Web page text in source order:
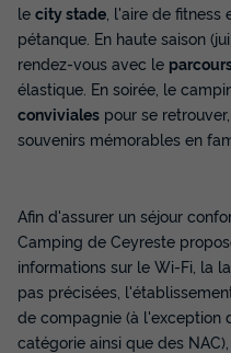
En Vau 4 Pièces 6
TV
Annulation gratuite
Adultes
6
le city stade , l'aire de
pétanque. En haute saison
rendez-vous avec le
élastique. En soirée, le
conviviales pour se
souvenirs mémorables en
Afin d'assurer un séjour
Camping de Ceyreste
informations sur le Wi-Fi, la
pas précisées,
de compagnie (à l'exception
catégorie ainsi que des